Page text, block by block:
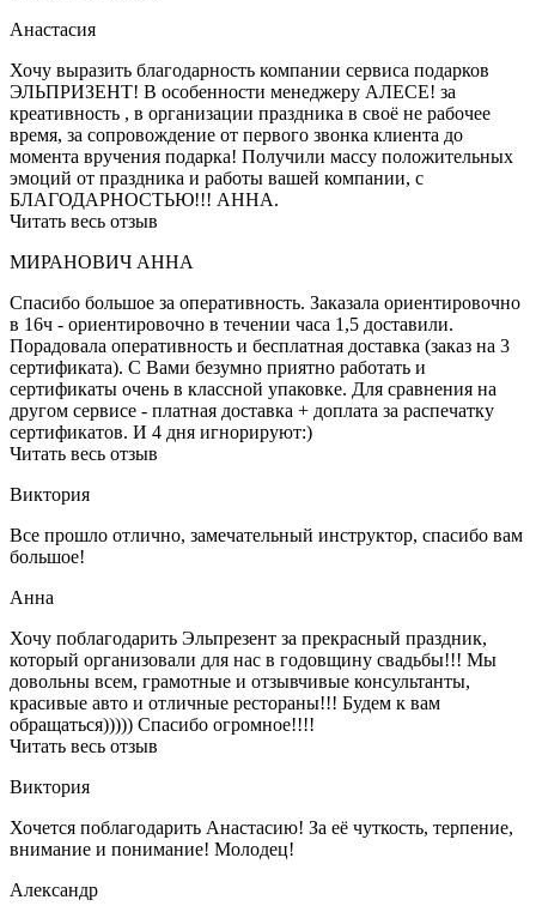
Анастасия
Хочу выразить благодарность компании сервиса подарков
ЭЛЬПРИЗЕНТ! В особенности менеджеру АЛЕСЕ! за
креативность , в организации праздника в своё не рабочее
время, за сопровождение от первого звонка клиента до
момента вручения подарка! Получили массу положительных
эмоций от праздника и работы вашей компании, с
БЛАГОДАРНОСТЬЮ!!! АННА.
Читать весь отзыв
МИРАНОВИЧ АННА
Спасибо большое за оперативность. Заказала ориентировочно
в 16ч - ориентировочно в течении часа 1,5 доставили.
Порадовала оперативность и бесплатная доставка (заказ на 3
сертификата). С Вами безумно приятно работать и
сертификаты очень в классной упаковке. Для сравнения на
другом сервисе - платная доставка + доплата за распечатку
сертификатов. И 4 дня игнорируют:)
Читать весь отзыв
Виктория
Все прошло отлично, замечательный инструктор, спасибо вам
большое!
Анна
Хочу поблагодарить Эльпрезент за прекрасный праздник,
который организовали для нас в годовщину свадьбы!!! Мы
довольны всем, грамотные и отзывчивые консультанты,
красивые авто и отличные рестораны!!! Будем к вам
обращаться))))) Спасибо огромное!!!!
Читать весь отзыв
Виктория
Хочется поблагодарить Анастасию! За её чуткость, терпение,
внимание и понимание! Молодец!
Александр